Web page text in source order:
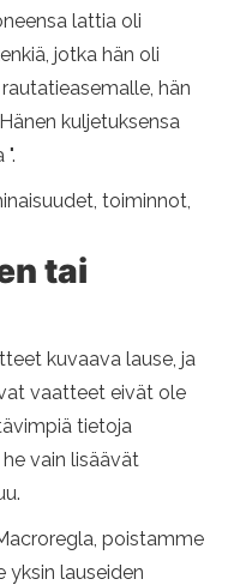
lattia oli
jotka hän oli
hän
kuljetuksensa
toiminnot,
tai
kuvaava lause, ja
vaatteet eivät ole
tietoja
vain lisäävät
poistamme
yksin lauseiden